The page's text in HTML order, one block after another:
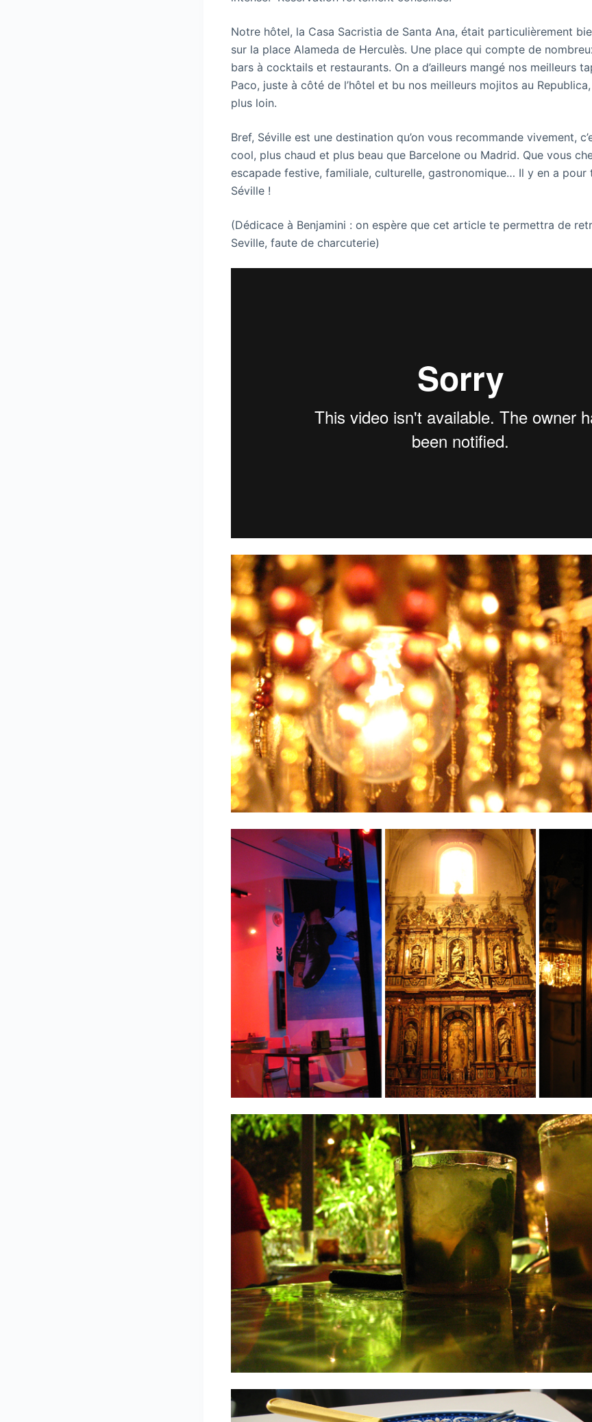
Notre hôtel, la Casa Sacristia de Santa Ana, était particulièrement
sur la place Alameda de Herculès. Une place qui compte de
bars à cocktails et restaurants. On a d’ailleurs mangé nos meilleurs
Paco, juste à côté de l’hôtel et bu nos meilleurs mojitos au
plus loin.
Bref, Séville est une destination qu’on vous recommande vivement,
cool, plus chaud et plus beau que Barcelone ou Madrid. Que vous
escapade festive, familiale, culturelle, gastronomique… Il y en a pour
Séville !
(Dédicace à Benjamini : on espère que cet article te permettra de
Seville, faute de charcuterie)